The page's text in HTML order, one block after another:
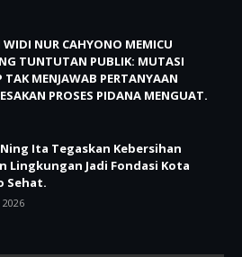
NUR CAHYONO MEMICU
TUNTUTAN PUBLIK: MUTASI
TAK MENJAWAB PERTANYAAN
PROSES PIDANA MENGUAT.
Ita Tegaskan Kebersihan
Lingkungan Jadi Fondasi Kota
Sehat.